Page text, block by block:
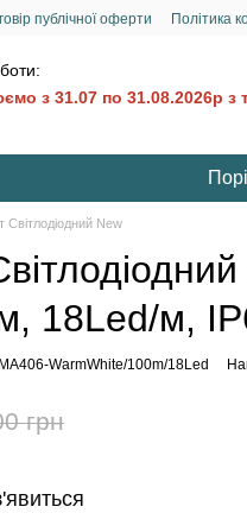
публічної оферти Політика
з 31.07 по 31.08.2026р з
Світлодіодний New
18Led/м,
WarmWhite/100m/18Led
грн